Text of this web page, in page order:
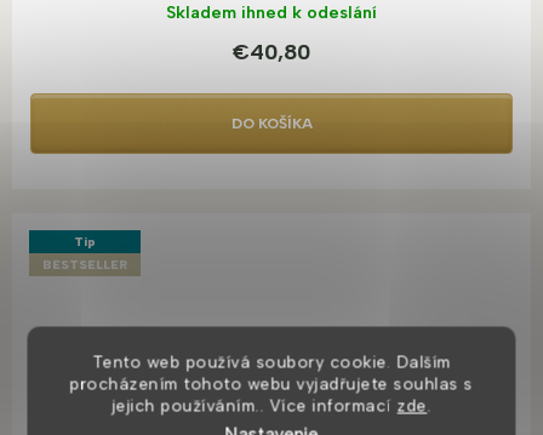
Tento web používá soubory cookie. Dalším
procházením tohoto webu vyjadřujete souhlas s
jejich používáním.. Více informací zde.
Skladem ihned k odeslání
€40,80
DO KOŠÍKA
Tip
BESTSELLER